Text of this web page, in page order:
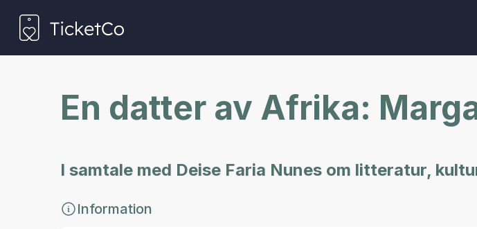
En datter av Afrika:
I samtale med Deise Faria Nunes om litteratur,
Information